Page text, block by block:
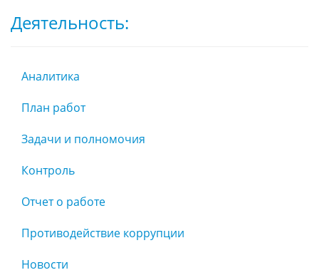
Деятельность:
Аналитика
План работ
Задачи и полномочия
Контроль
Отчет о работе
Противодействие коррупции
Новости